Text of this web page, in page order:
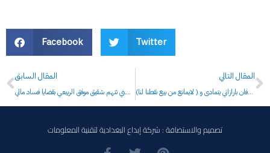
Facebook Twitter
Prev
المقال السابق
مستشارية الامن الوطني تتهم شقيق موفق الربيعي بقضايا فساد مالي
المقال التالي
في ظل الانبطاحيين: الغلام نيجيرفان بارازاني يتمادى و ( لايمانع من بيع نفطنا لنا)
تصميم والاستضافة : شركة إبداع البغدادية لتقنية المعلومات